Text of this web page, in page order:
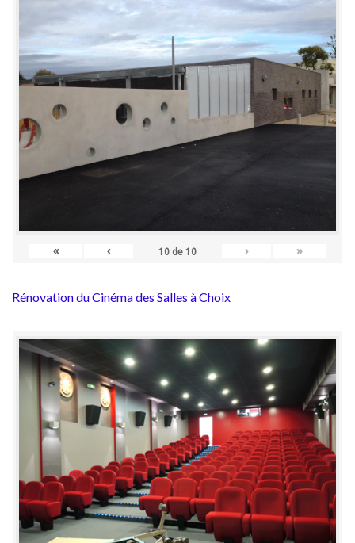
« ‹ 10 de 10 › »
Rénovation du Cinéma des Salles à Choix